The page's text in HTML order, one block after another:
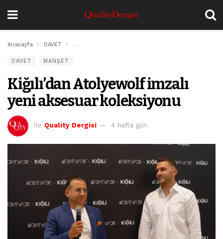
Anasayfa DAVET Kiğılı’dan Atolyewolf imzalı yeni aksesuar koleksiyonu
DAVET MANŞET
Kiğılı’dan Atolyewolf imzalı
yeni aksesuar koleksiyonu
İle Quality Dergisi 4 hafta gün